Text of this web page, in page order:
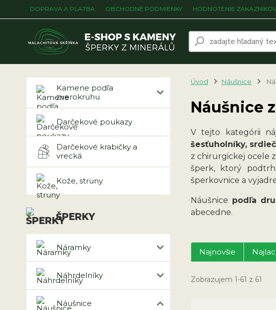
DOPRAVA A PLATBA OBCHODNÉ PODMIENKY HODNOTENIE
Kamene podľa
zverokruhu
Darčekové poukazy
Darčekové krabičky a
vrecká
Kože, struny
ŠPERKY
Náramky
Náhrdelníky
Náušnice
Úvod Náušnice
Náušnice
V tejto kategórii
šesťuholníky,
z chirurgickej ocele
šperk, ktorý
šperkovnice a
Náušnice podľa
abecedne.
Najnovšie
Zobrazujem 1-61 z 61